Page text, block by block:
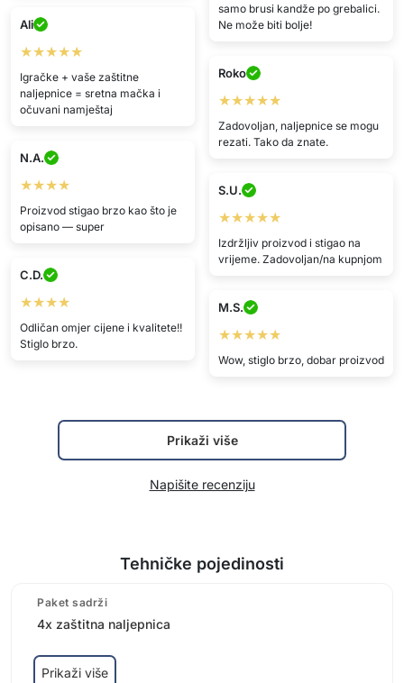
samo brusi kandže po grebalici.
Ne može biti bolje!
Ali
★★★★★
Igračke + vaše zaštitne
naljepnice = sretna mačka i
očuvani namještaj
Roko
★★★★★
Zadovoljan, naljepnice se mogu
rezati. Tako da znate.
N.A.
★★★★
Proizvod stigao brzo kao što je
opisano — super
S.U.
★★★★★
Izdržljiv proizvod i stigao na
vrijeme. Zadovoljan/na kupnjom
C.D.
★★★★
Odličan omjer cijene i kvalitete!!
Stiglo brzo.
M.S.
★★★★★
Wow, stiglo brzo, dobar proizvod
Prikaži više
Napišite recenziju
Tehničke pojedinosti
Paket sadrži
4x zaštitna naljepnica
Prikaži više